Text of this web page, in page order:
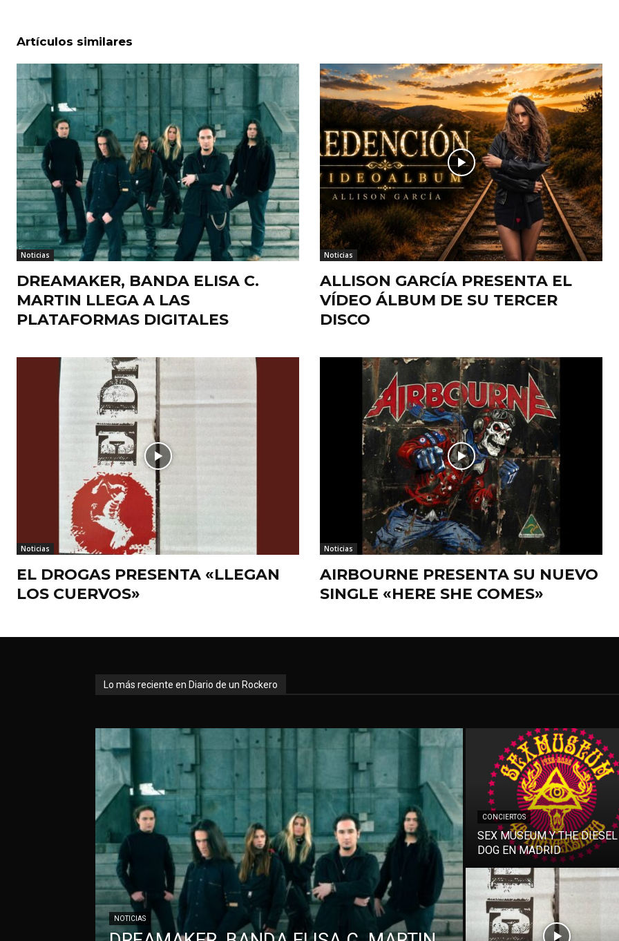
Artículos similares
Noticias
DREAMAKER, BANDA ELISA C.
MARTIN LLEGA A LAS
PLATAFORMAS DIGITALES
Noticias
ALLISON GARCÍA PRESENTA EL
VÍDEO ÁLBUM DE SU TERCER
DISCO
Noticias
EL DROGAS PRESENTA «LLEGAN
LOS CUERVOS»
Noticias
AIRBOURNE PRESENTA SU NUEVO
SINGLE «HERE SHE COMES»
Lo más reciente en Diario de un Rockero
NOTICIAS
CONCIERTOS
SEX MUSEUM Y THE DIESEL
DOG EN MADRID